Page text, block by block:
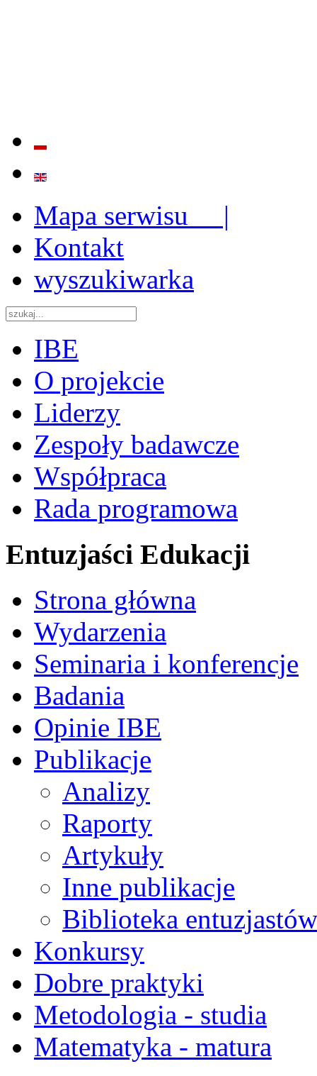
Mapa serwisu |
Kontakt
wyszukiwarka
IBE
O projekcie
Liderzy
Zespoły badawcze
Współpraca
Rada programowa
Entuzjaści Edukacji
Strona główna
Wydarzenia
Seminaria i konferencje
Badania
Opinie IBE
Publikacje
Analizy
Raporty
Artykuły
Inne publikacje
Biblioteka
Konkursy
Dobre praktyki
Metodologia - studia
Matematyka - matura